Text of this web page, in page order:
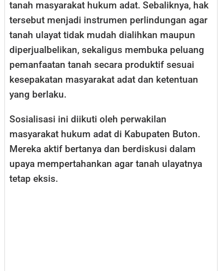
tanah masyarakat hukum adat. Sebaliknya, hak
tersebut menjadi instrumen perlindungan agar
tanah ulayat tidak mudah dialihkan maupun
diperjualbelikan, sekaligus membuka peluang
pemanfaatan tanah secara produktif sesuai
kesepakatan masyarakat adat dan ketentuan
yang berlaku.
Sosialisasi ini diikuti oleh perwakilan
masyarakat hukum adat di Kabupaten Buton.
Mereka aktif bertanya dan berdiskusi dalam
upaya mempertahankan agar tanah ulayatnya
tetap eksis.